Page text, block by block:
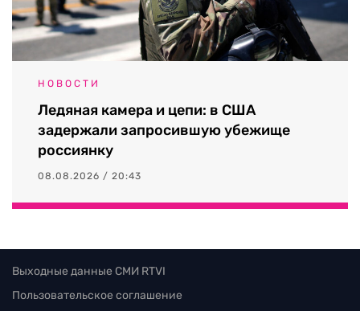
НОВОСТИ
Ледяная камера и цепи: в США
задержали запросившую убежище
россиянку
08.08.2026 / 20:43
Выходные данные СМИ RTVI
Пользовательское соглашение